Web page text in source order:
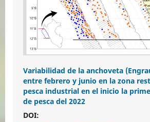
Variabilidad de la anchoveta
entre febrero y junio en la zona
pesca industrial en el inicio la
de pesca del 2022
DOI: